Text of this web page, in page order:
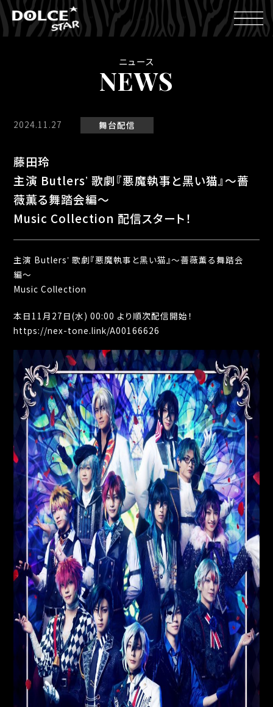
ニュース
NEWS
2024.11.27 舞台配信
藤田玲
主演 Butlersʼ 歌劇『悪魔執事と黑い猫』〜薔
薇薫る舞踏会編〜
Music Collection 配信スタート！
主演 Butlersʼ 歌劇『悪魔執事と黑い猫』〜薔薇薫る舞踏会
編〜
Music Collection
本日11月27日(水) 00:00 より順次配信開始！
https://nex-tone.link/A00166626